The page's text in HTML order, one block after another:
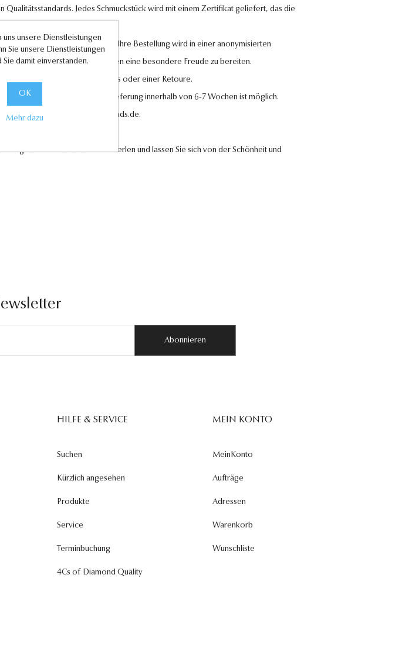
Jedes Schmuckstück wird mit einem Zertifikat geliefert, das die
Wert auf Ihre Zufriedenheit. Ihre Bestellung wird in einer anonymisierten
hinzufügen, um Ihren Liebsten eine besondere Freude zu bereiten.
im Falle eines Umtauschs oder einer Retoure.
Sie anfertigen lassen. Eine Lieferung innerhalb von 6-7 Wochen ist möglich.
kundenservice@antwerp-diamonds.de.
Edelsteinen und edlen Perlen und lassen Sie sich von der Schönheit und
Abonnieren
HILFE & SERVICE
Suchen
Kürzlich angesehen
Produkte
Service
Terminbuchung
4Cs of Diamond Quality
MEIN KONTO
MeinKonto
Aufträge
Adressen
Warenkorb
Wunschliste
unsere Dienstleistungen
Sie unsere Dienstleistungen
Sie damit einverstanden.
OK
Mehr dazu